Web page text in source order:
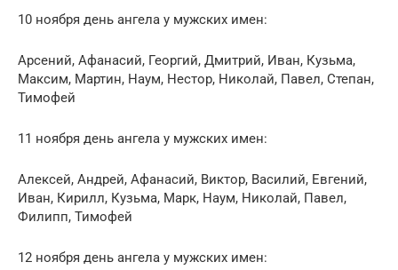
10 ноября день ангела у мужских имен:
Арсений, Афанасий, Георгий, Дмитрий, Иван, Кузьма,
Максим, Мартин, Наум, Нестор, Николай, Павел, Степан,
Тимофей
11 ноября день ангела у мужских имен:
Алексей, Андрей, Афанасий, Виктор, Василий, Евгений,
Иван, Кирилл, Кузьма, Марк, Наум, Николай, Павел,
Филипп, Тимофей
12 ноября день ангела у мужских имен: